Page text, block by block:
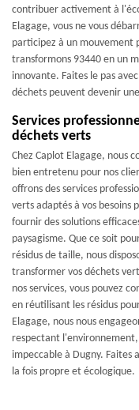
contribuer activement à
Elagage, vous ne vous
participez à un mouvement
transformons 93440 en un
innovante. Faites le pas
déchets peuvent devenir
Services
déchets verts
Chez Caplot Elagage, nous
bien entretenu pour nos
offrons des services
verts adaptés à vos besoins
fournir des solutions
paysagisme. Que ce soit
résidus de taille, nous
transformer vos déchets
nos services, vous pouvez
en réutilisant les résidus
Elagage, nous nous
respectant
impeccable à Dugny. Faites
la fois propre et écologique.